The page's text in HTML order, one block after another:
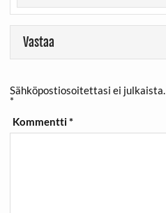
Vastaa
Sähköpostiosoitettasi ei julkaista.
*
Kommentti*